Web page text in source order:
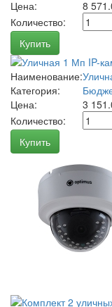
Цена:
8
Количество:
Купить
Наименование:
Категория:
Цена:
3
Количество:
Купить